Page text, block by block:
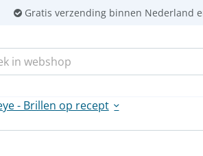
Gratis verzending binnen Nederland
- Brillen op recept